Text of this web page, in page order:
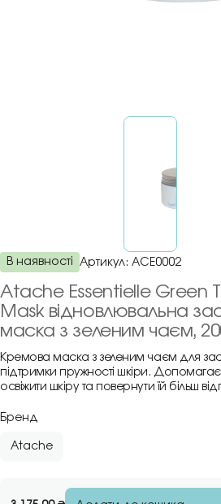
В наявності Артикул: ACE0002
Atache Essentielle Green
Mask відновлювальна
маска з зеленим чаєм,
Кремова маска з зеленим чаєм для
підтримки пружності шкіри.
освіжити шкіру та повернути їй більш
Бренд
Atache